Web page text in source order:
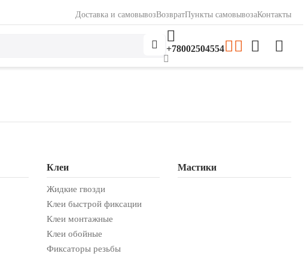
Доставка и самовывозВозвратПункты самовывозаКонтакты
+78002504554
Клеи
Жидкие гвозди
Клеи быстрой фиксации
Клеи монтажные
Клеи обойные
Фиксаторы резьбы
Мастики